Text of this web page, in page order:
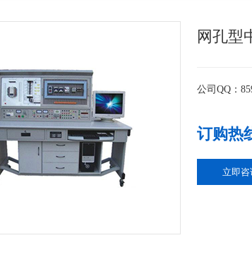
网孔型
公司QQ：
订购热
立即咨